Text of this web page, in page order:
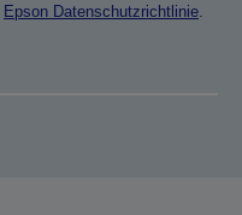
Epson Datenschutzrichtlinie.